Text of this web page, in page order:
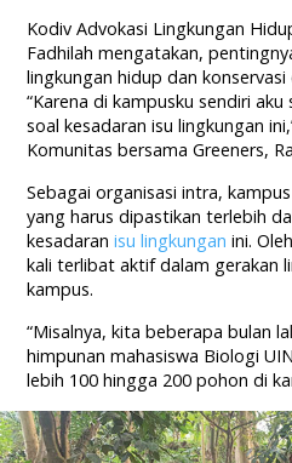
Kodiv Advokasi Lingkungan
Fadhilah mengatakan,
lingkungan hidup dan
“Karena di kampusku sendiri
soal kesadaran isu lingkungan
Komunitas bersama Greeners,
Sebagai organisasi intra,
yang harus dipastikan terlebih
kesadaranisu lingkungan ini.
kali terlibat aktif dalam gerakan
kampus.
“Misalnya, kita beberapa bulan
himpunan mahasiswa Biologi
lebih 100 hingga 200 pohon di